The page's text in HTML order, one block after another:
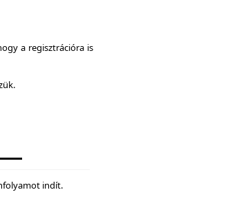
a regisztrációra is
indít.